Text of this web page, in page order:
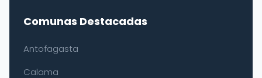
Comunas Destacadas
Antofagasta
Calama